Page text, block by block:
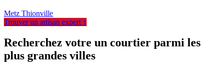
Metz Thionville
Trouver un artisan expert ↑
Recherchez votre un courtier parmi les
plus grandes villes